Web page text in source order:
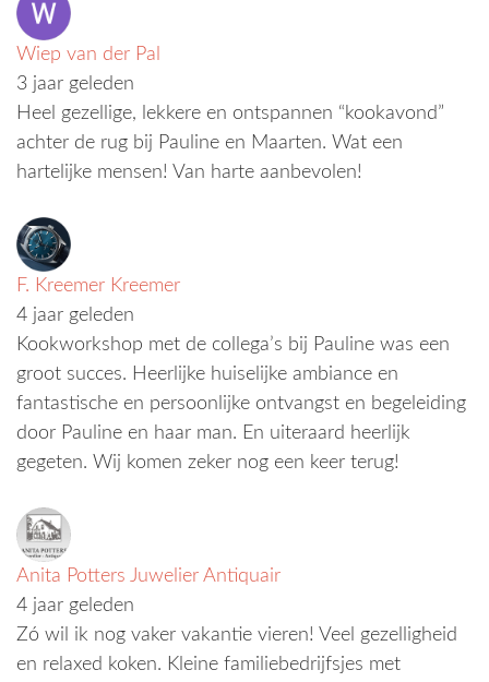
Wiep van der Pal
3 jaar geleden
Heel gezellige, lekkere en ontspannen “kookavond”
achter de rug bij Pauline en Maarten. Wat een
hartelijke mensen! Van harte aanbevolen!
F. Kreemer Kreemer
4 jaar geleden
Kookworkshop met de collega’s bij Pauline was een
groot succes. Heerlijke huiselijke ambiance en
fantastische en persoonlijke ontvangst en begeleiding
door Pauline en haar man. En uiteraard heerlijk
gegeten. Wij komen zeker nog een keer terug!
Anita Potters Juwelier Antiquair
4 jaar geleden
Zó wil ik nog vaker vakantie vieren! Veel gezelligheid
en relaxed koken. Kleine familiebedrijfsjes met